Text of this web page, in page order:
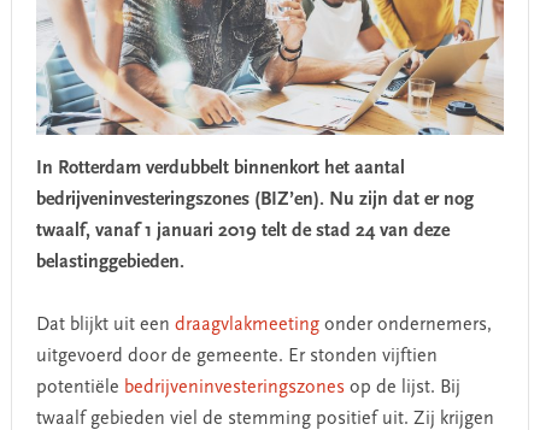
In Rotterdam verdubbelt binnenkort het aantal
bedrijveninvesteringszones (BIZ’en). Nu zijn dat er nog
twaalf, vanaf 1 januari 2019 telt de stad 24 van deze
belastinggebieden.
Dat blijkt uit een draagvlakmeetingonder ondernemers,
uitgevoerd door de gemeente. Er stonden vijftien
potentiële bedrijveninvesteringszones op de lijst. Bij
twaalf gebieden viel de stemming positief uit. Zij krijgen